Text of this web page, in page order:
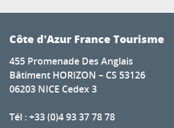
Côte d'Azur France Tourisme
455 Promenade Des Anglais
Bâtiment HORIZON – CS 53126
06203 NICE Cedex 3
Tél : +33 (0)4 93 37 78 78